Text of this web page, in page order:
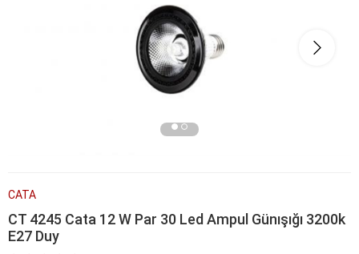
CATA
CT 4245 Cata 12 W Par 30 Led Ampul Günışığı 3200k
E27 Duy